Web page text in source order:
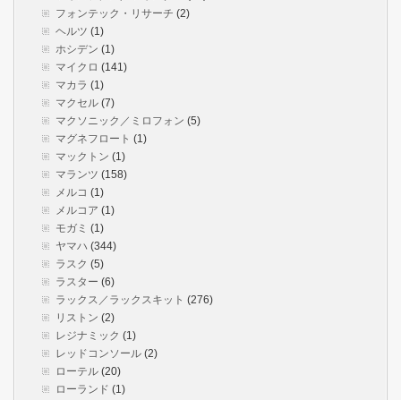
フォンテック・リサーチ (2)
ヘルツ (1)
ホシデン (1)
マイクロ (141)
マカラ (1)
マクセル (7)
マクソニック／ミロフォン (5)
マグネフロート (1)
マックトン (1)
マランツ (158)
メルコ (1)
メルコア (1)
モガミ (1)
ヤマハ (344)
ラスク (5)
ラスター (6)
ラックス／ラックスキット (276)
リストン (2)
レジナミック (1)
レッドコンソール (2)
ローテル (20)
ローランド (1)